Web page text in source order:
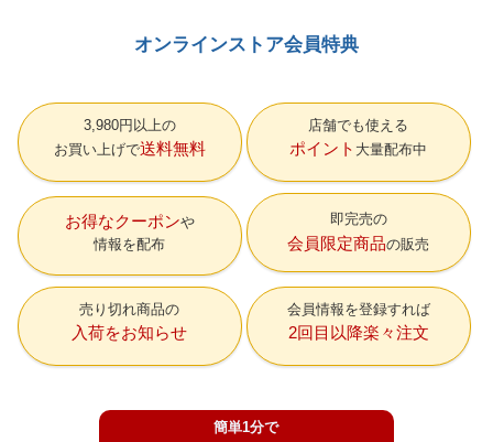
オンラインストア会員特典
3,980円以上の
お買い上げで送料無料
店舗でも使える
ポイント 大量配布中
お得なクーポン
情報を配布
即完売の
会員限定商品の販売
売り切れ商品の
入荷をお知らせ
会員情報を登録すれば
2回目以降楽々注文
簡単1分で